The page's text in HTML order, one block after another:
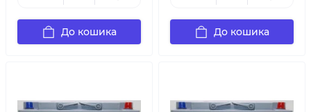
До кошика До кошика